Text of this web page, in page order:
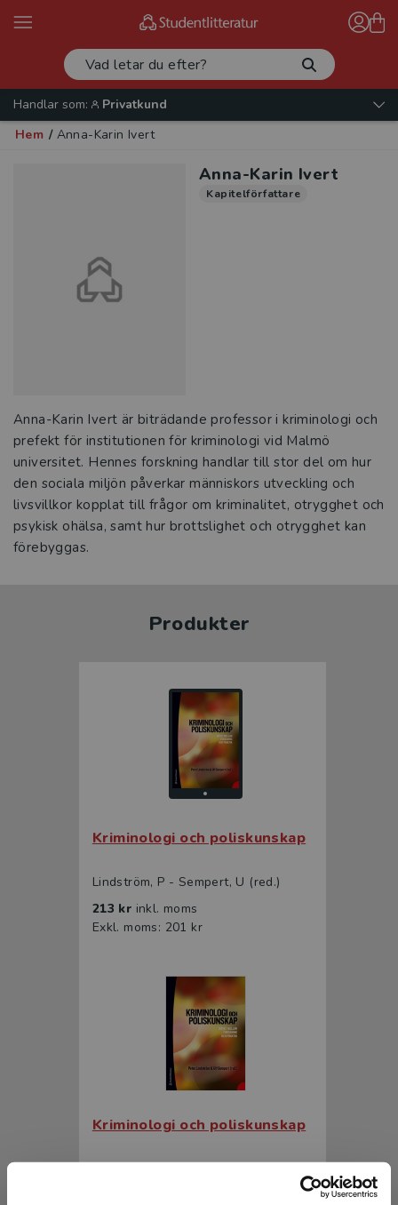
Handlar som:
Privatkund
Hem / Anna-Karin Ivert
Anna-Karin Ivert
Kapitelförfattare
Anna-Karin Ivert är biträdande professor i kriminologi och
prefekt för institutionen för kriminologi vid Malmö
universitet. Hennes forskning handlar till stor del om hur
den sociala miljön påverkar människors utveckling och
livsvillkor kopplat till frågor om kriminalitet, otrygghet och
psykisk ohälsa, samt hur brottslighet och otrygghet kan
förebyggas.
Produkter
Kriminologi och poliskunskap
Lindström, P - Sempert, U (red.)
213 kr inkl. moms
Exkl. moms: 201 kr
Kriminologi och poliskunskap